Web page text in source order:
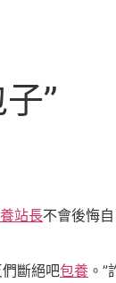
”
站長不會後悔
斷絕吧包養 。